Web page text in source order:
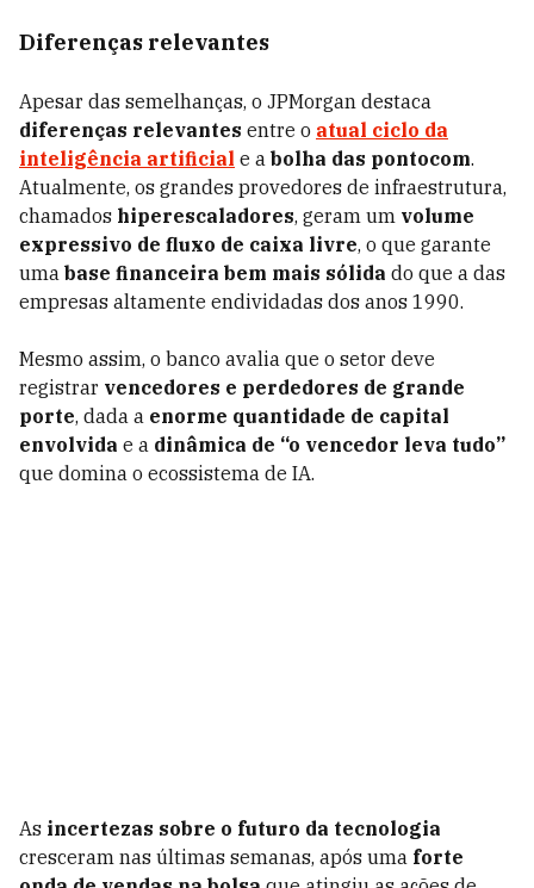
Diferenças relevantes
Apesar das semelhanças, o JPMorgan destaca
diferenças relevantes entre o atual ciclo da
inteligência artificial e a bolha das pontocom.
Atualmente, os grandes provedores de infraestrutura,
chamados hiperescaladores, geram um volume
expressivo de fluxo de caixa livre, o que garante
uma base financeira bem mais sólida do que a das
empresas altamente endividadas dos anos 1990.
Mesmo assim, o banco avalia que o setor deve
registrar vencedores e perdedores de grande
porte, dada a enorme quantidade de capital
envolvida e a dinâmica de “o vencedor leva tudo”
que domina o ecossistema de IA.
As incertezas sobre o futuro da tecnologia
cresceram nas últimas semanas, após uma forte